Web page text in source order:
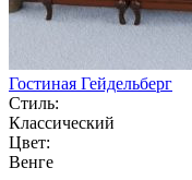
Гостиная Гейдельберг
Стиль:
Классический
Цвет:
Венге